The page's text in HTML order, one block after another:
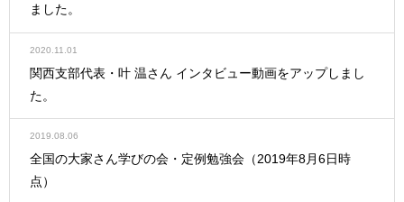
ました。
2020.11.01
関西支部代表・叶 温さん インタビュー動画をアップしまし
た。
2019.08.06
全国の大家さん学びの会・定例勉強会（2019年8月6日時
点）